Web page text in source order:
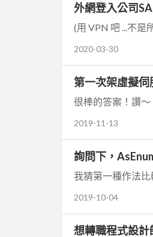
外網登入公司
(用 VPN 吧 ...不是
2020-03-30
第一次架虛擬
很棒的答案！讚～
2019-11-13
詢問下，
我猜第一種作法比
2019-10-04
想轉職程式設計